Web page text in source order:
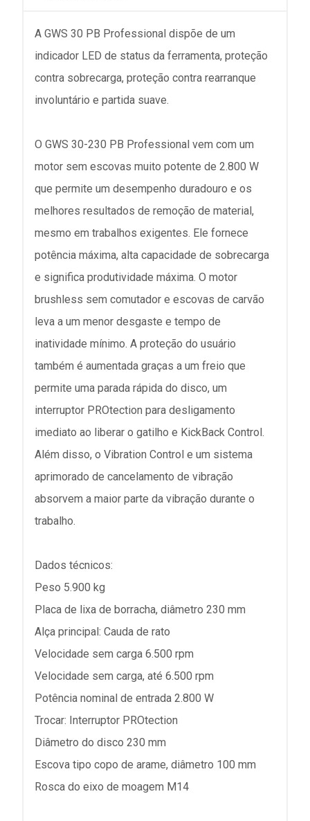
A GWS 30 PB Professional dispõe de um
indicador LED de status da ferramenta, proteção
contra sobrecarga, proteção contra rearranque
involuntário e partida suave.
O GWS 30-230 PB Professional vem com um
motor sem escovas muito potente de 2.800 W
que permite um desempenho duradouro e os
melhores resultados de remoção de material,
mesmo em trabalhos exigentes. Ele fornece
potência máxima, alta capacidade de sobrecarga
e significa produtividade máxima. O motor
brushless sem comutador e escovas de carvão
leva a um menor desgaste e tempo de
inatividade mínimo. A proteção do usuário
também é aumentada graças a um freio que
permite uma parada rápida do disco, um
interruptor PROtection para desligamento
imediato ao liberar o gatilho e KickBack Control.
Além disso, o Vibration Control e um sistema
aprimorado de cancelamento de vibração
absorvem a maior parte da vibração durante o
trabalho.
Dados técnicos:
Peso 5.900 kg
Placa de lixa de borracha, diâmetro 230 mm
Alça principal: Cauda de rato
Velocidade sem carga 6.500 rpm
Velocidade sem carga, até 6.500 rpm
Potência nominal de entrada 2.800 W
Trocar: Interruptor PROtection
Diâmetro do disco 230 mm
Escova tipo copo de arame, diâmetro 100 mm
Rosca do eixo de moagem M14